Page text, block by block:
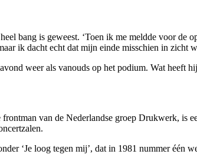
bang is geweest. ‘Toen ik me meldde voor de
ik dacht echt dat mijn einde misschien in
weer als vanouds op het podium. Wat heeft
van de Nederlandse groep Drukwerk, is
‘Je loog tegen mij’, dat in 1981 nummer één